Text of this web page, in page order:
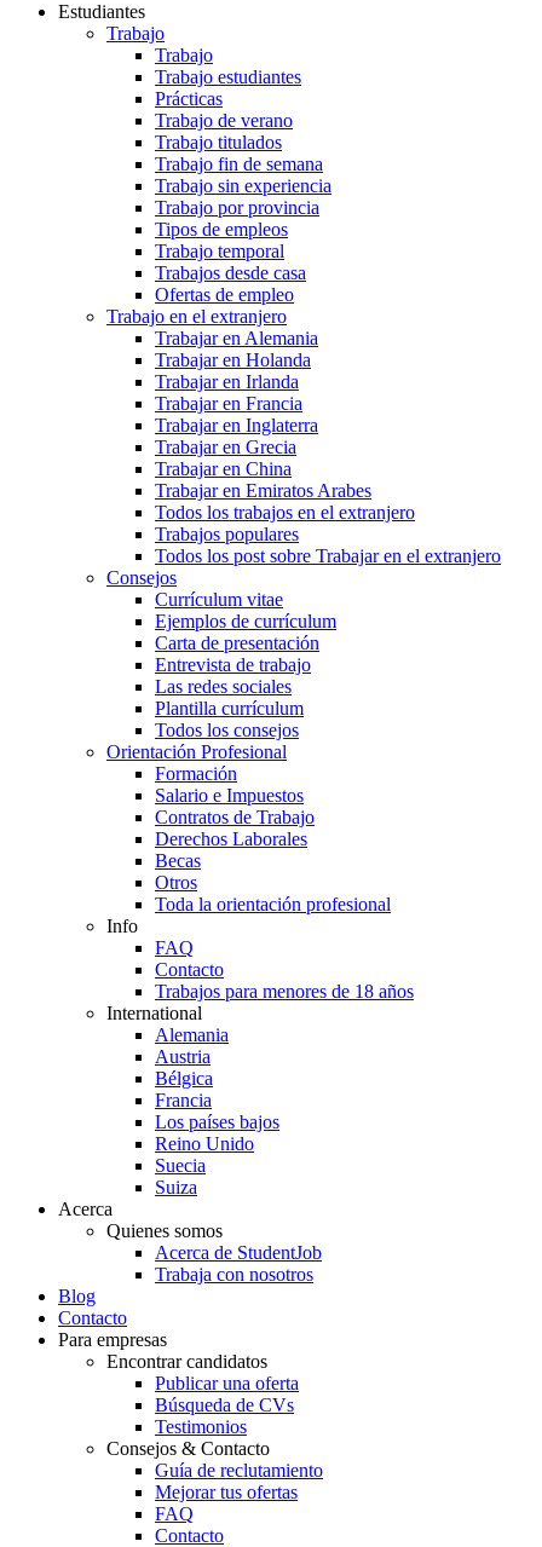
Estudiantes
Trabajo
Trabajo
Trabajo estudiantes
Prácticas
Trabajo de verano
Trabajo titulados
Trabajo fin de semana
Trabajo sin experiencia
Trabajo por provincia
Tipos de empleos
Trabajo temporal
Trabajos desde casa
Ofertas de empleo
Trabajo en el extranjero
Trabajar en Alemania
Trabajar en Holanda
Trabajar en Irlanda
Trabajar en Francia
Trabajar en Inglaterra
Trabajar en Grecia
Trabajar en China
Trabajar en Emiratos Arabes
Todos los trabajos en el extranjero
Trabajos populares
Todos los post sobre Trabajar en el extranjero
Consejos
Currículum vitae
Ejemplos de currículum
Carta de presentación
Entrevista de trabajo
Las redes sociales
Plantilla currículum
Todos los consejos
Orientación Profesional
Formación
Salario e Impuestos
Contratos de Trabajo
Derechos Laborales
Becas
Otros
Toda la orientación profesional
Info
FAQ
Contacto
Trabajos para menores de 18 años
International
Alemania
Austria
Bélgica
Francia
Los países bajos
Reino Unido
Suecia
Suiza
Acerca
Quienes somos
Acerca de StudentJob
Trabaja con nosotros
Blog
Contacto
Para empresas
Encontrar candidatos
Publicar una oferta
Búsqueda de CVs
Testimonios
Consejos & Contacto
Guía de reclutamiento
Mejorar tus ofertas
FAQ
Contacto